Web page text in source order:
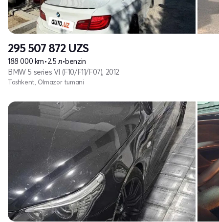
295 507 872 UZS
188 000 km•2.5 л•benzin
BMW 5 series VI (F10/F11/F07), 2012
Toshkent, Olmazor tumani